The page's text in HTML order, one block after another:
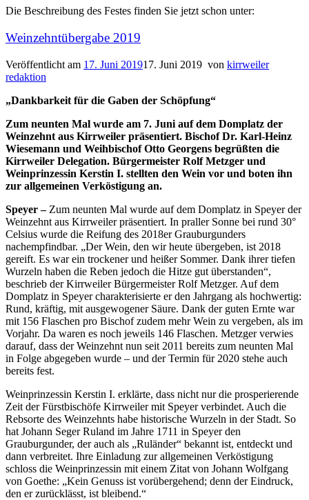
Die Beschreibung des Festes finden Sie jetzt schon unter:
Weinzehntübergabe 2019
Veröffentlicht am 17. Juni 201917. Juni 2019 von kirrweiler
redaktion
„Dankbarkeit für die Gaben der Schöpfung“
Zum neunten Mal wurde am 7. Juni auf dem Domplatz der
Weinzehnt aus Kirrweiler präsentiert. Bischof Dr. Karl-Heinz
Wiesemann und Weihbischof Otto Georgens begrüßten die
Kirrweiler Delegation. Bürgermeister Rolf Metzger und
Weinprinzessin Kerstin I. stellten den Wein vor und boten ihn
zur allgemeinen Verköstigung an.
Speyer – Zum neunten Mal wurde auf dem Domplatz in Speyer der
Weinzehnt aus Kirrweiler präsentiert. In praller Sonne bei rund 30°
Celsius wurde die Reifung des 2018er Grauburgunders
nachempfindbar. „Der Wein, den wir heute übergeben, ist 2018
gereift. Es war ein trockener und heißer Sommer. Dank ihrer tiefen
Wurzeln haben die Reben jedoch die Hitze gut überstanden“,
beschrieb der Kirrweiler Bürgermeister Rolf Metzger. Auf dem
Domplatz in Speyer charakterisierte er den Jahrgang als hochwertig:
Rund, kräftig, mit ausgewogener Säure. Dank der guten Ernte war
mit 156 Flaschen pro Bischof zudem mehr Wein zu vergeben, als im
Vorjahr. Da waren es noch jeweils 146 Flaschen. Metzger verwies
darauf, dass der Weinzehnt nun seit 2011 bereits zum neunten Mal
in Folge abgegeben wurde – und der Termin für 2020 stehe auch
bereits fest.
Weinprinzessin Kerstin I. erklärte, dass nicht nur die prosperierende
Zeit der Fürstbischöfe Kirrweiler mit Speyer verbindet. Auch die
Rebsorte des Weinzehnts habe historische Wurzeln in der Stadt. So
hat Johann Seger Ruland im Jahre 1711 in Speyer den
Grauburgunder, der auch als „Ruländer“ bekannt ist, entdeckt und
dann verbreitet. Ihre Einladung zur allgemeinen Verköstigung
schloss die Weinprinzessin mit einem Zitat von Johann Wolfgang
von Goethe: „Kein Genuss ist vorübergehend; denn der Eindruck,
den er zurücklässt, ist bleibend.“